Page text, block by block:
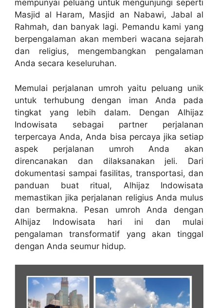
mempunyai peluang untuk mengunjungi seperti
Masjid al Haram, Masjid an Nabawi, Jabal al
Rahmah, dan banyak lagi. Pemandu kami yang
berpengalaman akan memberi wacana sejarah
dan religius, mengembangkan pengalaman
Anda secara keseluruhan.
Memulai perjalanan umroh yaitu peluang unik
untuk terhubung dengan iman Anda pada
tingkat yang lebih dalam. Dengan Alhijaz
Indowisata sebagai partner perjalanan
terpercaya Anda, Anda bisa percaya jika setiap
aspek perjalanan umroh Anda akan
direncanakan dan dilaksanakan jeli. Dari
dokumentasi sampai fasilitas, transportasi, dan
panduan buat ritual, Alhijaz Indowisata
memastikan jika perjalanan religius Anda mulus
dan bermakna. Pesan umroh Anda dengan
Alhijaz Indowisata hari ini dan mulai
pengalaman transformatif yang akan tinggal
dengan Anda seumur hidup.